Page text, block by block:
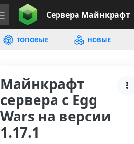
Сервера Майнкрафт
ТОПОВЫЕ НОВЫЕ
Майнкрафт
сервера с Egg
Wars на версии
1.17.1